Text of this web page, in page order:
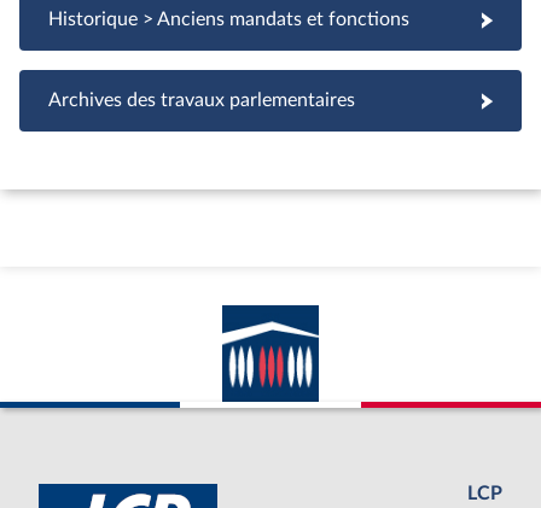
Historique > Anciens mandats et fonctions
Archives des travaux parlementaires
LCP